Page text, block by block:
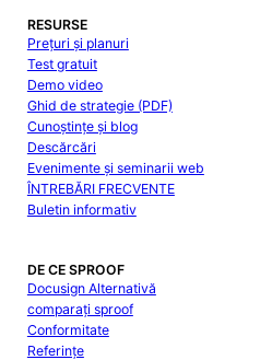
RESURSE
Prețuri și planuri
Test gratuit
Demo video
Ghid de strategie (PDF)
Cunoștințe și blog
Descărcări
Evenimente și seminarii web
ÎNTREBĂRI FRECVENTE
Buletin informativ
DE CE SPROOF
Docusign Alternativă
comparați sproof
Conformitate
Referințe